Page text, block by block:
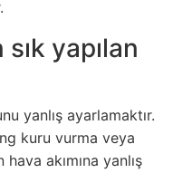
yapılan
yanlış ayarlamaktır.
kuru vurma veya
hava akımına yanlış